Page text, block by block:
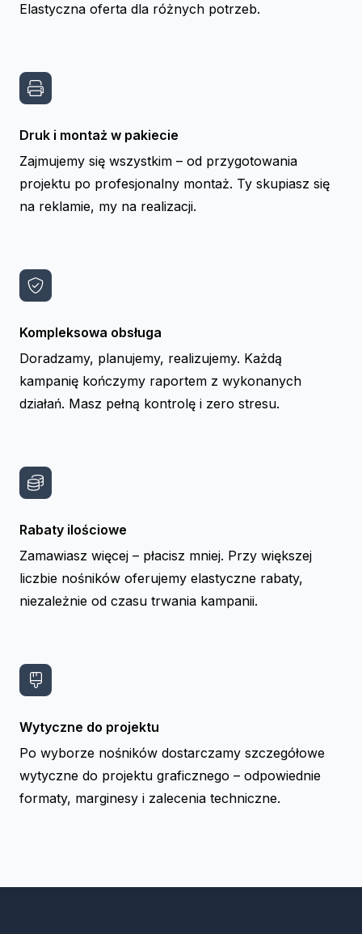
Elastyczna oferta dla różnych potrzeb.
Druk i montaż w pakiecie
Zajmujemy się wszystkim – od przygotowania
projektu po profesjonalny montaż. Ty skupiasz się
na reklamie, my na realizacji.
Kompleksowa obsługa
Doradzamy, planujemy, realizujemy. Każdą
kampanię kończymy raportem z wykonanych
działań. Masz pełną kontrolę i zero stresu.
Rabaty ilościowe
Zamawiasz więcej – płacisz mniej. Przy większej
liczbie nośników oferujemy elastyczne rabaty,
niezależnie od czasu trwania kampanii.
Wytyczne do projektu
Po wyborze nośników dostarczamy szczegółowe
wytyczne do projektu graficznego – odpowiednie
formaty, marginesy i zalecenia techniczne.